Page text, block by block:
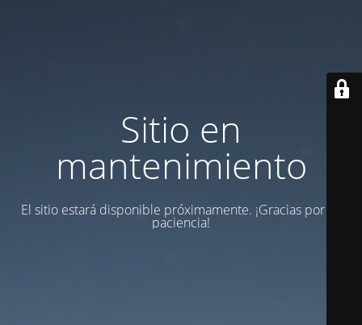
Sitio en
mantenimiento
El sitio estará disponible próximamente. ¡Gracias por su
paciencia!